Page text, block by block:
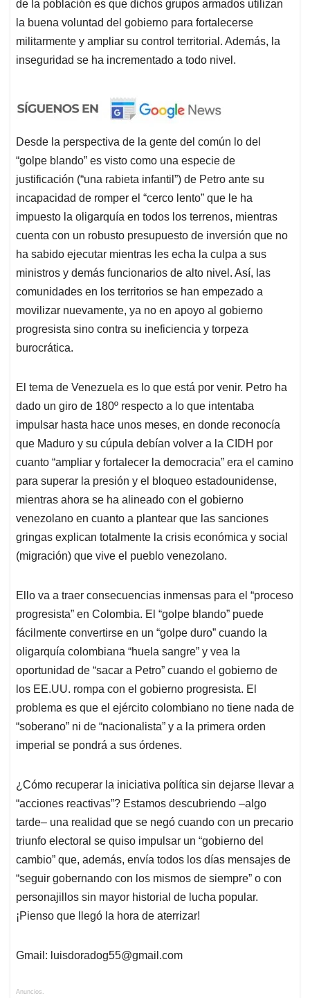
de la población es que dichos grupos armados utilizan
la buena voluntad del gobierno para fortalecerse
militarmente y ampliar su control territorial. Además, la
inseguridad se ha incrementado a todo nivel.
Desde la perspectiva de la gente del común lo del
“golpe blando” es visto como una especie de
justificación (“una rabieta infantil”) de Petro ante su
incapacidad de romper el “cerco lento” que le ha
impuesto la oligarquía en todos los terrenos, mientras
cuenta con un robusto presupuesto de inversión que no
ha sabido ejecutar mientras les echa la culpa a sus
ministros y demás funcionarios de alto nivel. Así, las
comunidades en los territorios se han empezado a
movilizar nuevamente, ya no en apoyo al gobierno
progresista sino contra su ineficiencia y torpeza
burocrática.
El tema de Venezuela es lo que está por venir. Petro ha
dado un giro de 180º respecto a lo que intentaba
impulsar hasta hace unos meses, en donde reconocía
que Maduro y su cúpula debían volver a la CIDH por
cuanto “ampliar y fortalecer la democracia” era el camino
para superar la presión y el bloqueo estadounidense,
mientras ahora se ha alineado con el gobierno
venezolano en cuanto a plantear que las sanciones
gringas explican totalmente la crisis económica y social
(migración) que vive el pueblo venezolano.
Ello va a traer consecuencias inmensas para el “proceso
progresista” en Colombia. El “golpe blando” puede
fácilmente convertirse en un “golpe duro” cuando la
oligarquía colombiana “huela sangre” y vea la
oportunidad de “sacar a Petro” cuando el gobierno de
los EE.UU. rompa con el gobierno progresista. El
problema es que el ejército colombiano no tiene nada de
“soberano” ni de “nacionalista” y a la primera orden
imperial se pondrá a sus órdenes.
¿Cómo recuperar la iniciativa política sin dejarse llevar a
“acciones reactivas”? Estamos descubriendo –algo
tarde– una realidad que se negó cuando con un precario
triunfo electoral se quiso impulsar un “gobierno del
cambio” que, además, envía todos los días mensajes de
“seguir gobernando con los mismos de siempre” o con
personajillos sin mayor historial de lucha popular.
¡Pienso que llegó la hora de aterrizar!
Gmail: luisdoradog55@gmail.com
Anuncios.